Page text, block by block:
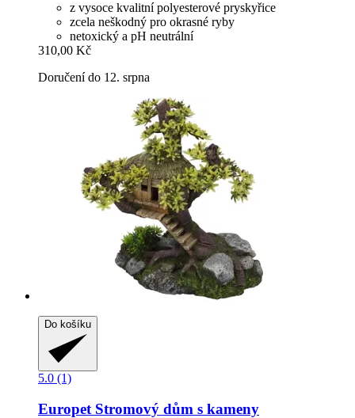
z vysoce kvalitní polyesterové pryskyřice
zcela neškodný pro okrasné ryby
netoxický a pH neutrální
310,00 Kč
Doručení do 12. srpna
Do košíku
5.0 (1)
Europet Stromový dům s kameny